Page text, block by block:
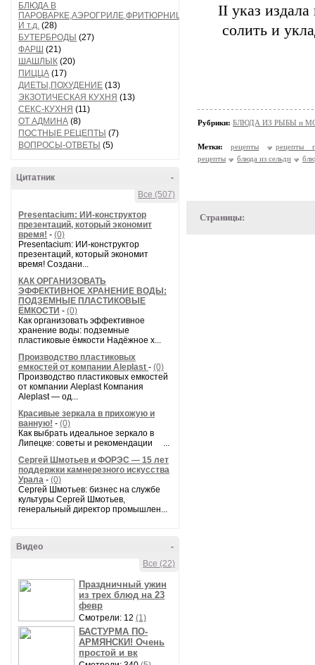
БЛЮДА В
ПАРОВАРКЕ,АЭРОГРИЛЕ,ФРИТЮРНИЦЕ
И т.д. (28)
БУТЕРБРОДЫ (27)
ФАРШ (21)
ШАШЛЫК (20)
ПИЦЦА (17)
ДИЕТЫ,ПОХУДЕНИЕ (13)
ЭКЗОТИЧЕСКАЯ КУХНЯ (13)
СЕКС-КУХНЯ (11)
ОТ АДМИНА (8)
ПОСТНЫЕ РЕЦЕПТЫ (7)
ВОПРОСЫ-ОТВЕТЫ (5)
-
Цитатник
Все (507)
Presentacium: ИИ‑конструктор
презентаций, который экономит
время! - (0)
Presentacium: ИИ‑конструктор
презентаций, который экономит
время! Создани...
КАК ОРГАНИЗОВАТЬ
ЭФФЕКТИВНОЕ ХРАНЕНИЕ ВОДЫ:
ПОДЗЕМНЫЕ ПЛАСТИКОВЫЕ
ЁМКОСТИ - (0)
Как организовать эффективное
хранение воды: подземные
пластиковые ёмкости Надёжное х...
Производство пластиковых
емкостей от компании Aleplast - (0)
Производство пластиковых емкостей
от компании Aleplast Компания
Aleplast — од...
Красивые зеркала в прихожую и
ванную! - (0)
Как выбрать идеальное зеркало в
Липецке: советы и рекомендации ...
Сергей Шмотьев и ФОРЭС — 15 лет
поддержки камнерезного искусства
Урала - (0)
Сергей Шмотьев: бизнес на службе
культуры Сергей Шмотьев,
генеральный директор промышлен...
-
Видео
Все (22)
Праздничный ужин
из трех блюд на 23
февр
Смотрели: 12 (1)
БАСТУРМА ПО-
АРМЯНСКИ! Очень
простой и вк
II указ издала
солить и
Рубрики: БЛЮДА ИЗ РЫБЫ и
Метки: рецепты
рецепты
рецепты
блюда из сельди
Страницы: